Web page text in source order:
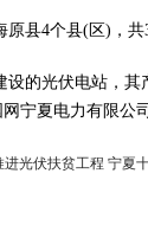
4个县(区)，
的光伏电站，
宁夏电力有限公